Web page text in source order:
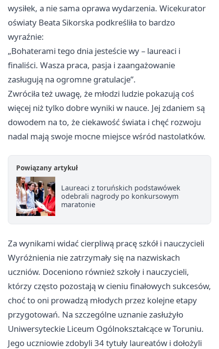
wysiłek, a nie sama oprawa wydarzenia. Wicekurator
oświaty Beata Sikorska podkreśliła to bardzo
wyraźnie:
„Bohaterami tego dnia jesteście wy – laureaci i
finaliści. Wasza praca, pasja i zaangażowanie
zasługują na ogromne gratulacje”.
Zwróciła też uwagę, że młodzi ludzie pokazują coś
więcej niż tylko dobre wyniki w nauce. Jej zdaniem są
dowodem na to, że ciekawość świata i chęć rozwoju
nadal mają swoje mocne miejsce wśród nastolatków.
Powiązany artykuł
Laureaci z toruńskich podstawówek
odebrali nagrody po konkursowym
maratonie
Za wynikami widać cierpliwą pracę szkół i nauczycieli
Wyróżnienia nie zatrzymały się na nazwiskach
uczniów. Doceniono również szkoły i nauczycieli,
którzy często pozostają w cieniu finałowych sukcesów,
choć to oni prowadzą młodych przez kolejne etapy
przygotowań. Na szczególne uznanie zasłużyło
Uniwersyteckie Liceum Ogólnokształcące w Toruniu.
Jego uczniowie zdobyli 34 tytuły laureatów i dołożyli